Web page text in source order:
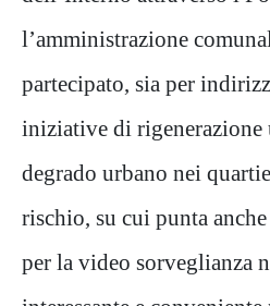
l’amministrazione
partecipato, sia per
iniziative di rigenerazione
degrado urbano nei
rischio, su cui punta
per la video sorveglianza